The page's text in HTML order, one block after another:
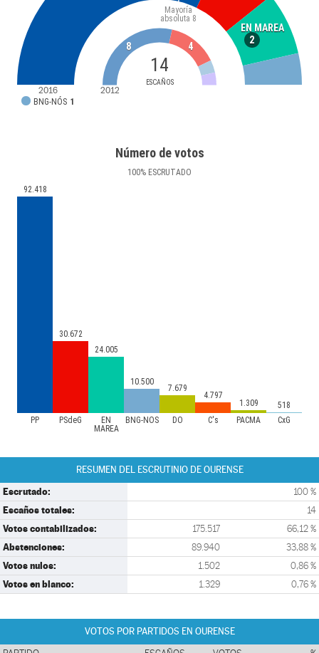
EN MAREA
2
14
ESCAÑOS
Mayoría
absoluta 8
BNG-NÓS 1
8 4
2016 2012
Número de votos
100% ESCRUTADO
PP PSdeG
EN
MAREA
BNG-NÓS DO C's PACMA CxG
92.418
30.672
24.005
10.500
7.679
4.797
1.309 518
RESUMEN DEL ESCRUTINIO DE OURENSE
Escrutado: 100 %
Escaños totales: 14
Votos contabilizados: 175.517 66,12 %
Abstenciones: 89.940 33,88 %
Votos nulos: 1.502 0,86 %
Votos en blanco: 1.329 0,76 %
VOTOS POR PARTIDOS EN OURENSE